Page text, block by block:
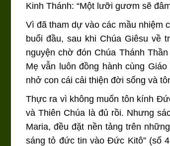
Kinh Thánh: “Một lưỡi gươm sẽ
Vì đã tham dự vào các mầu nhiệm
buổi đầu, sau khi Chúa Giêsu về
nguyện chờ đón Chúa Thánh
Mẹ vẫn luôn đồng hành cùng
nhở con cái cải thiện đời sống và
Thực ra vì không muốn tôn kính
và Thiên Chúa là đủ rồi. Nhưng
Maria, đều đặt nền tảng trên
sáng tỏ đức tin vào Đức Kitô” (số